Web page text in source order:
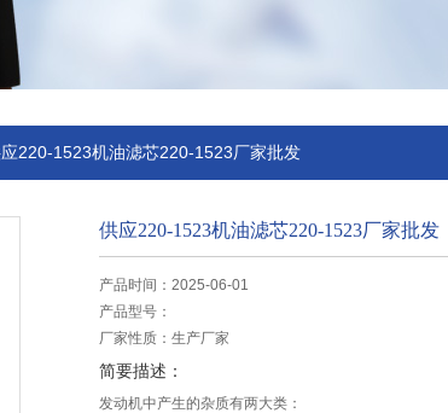
220-1523机油滤芯220-1523厂家批发
供应220-1523机油滤芯220-1523厂家批发
产品时间：2025-06-01
产品型号：
厂家性质： 生产厂家
简要描述：
发动机中产生的杂质有两大类：